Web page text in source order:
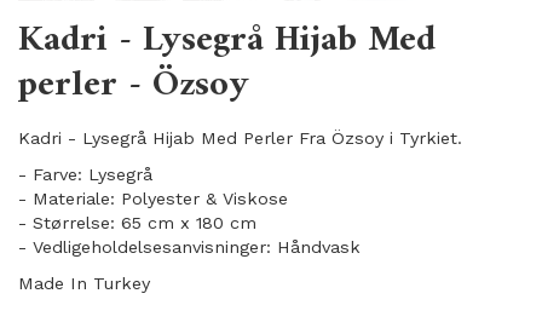
Kadri - Lysegrå Hijab Med
perler - Özsoy
Kadri - Lysegrå Hijab Med Perler Fra Özsoy i Tyrkiet.
- Farve: Lysegrå
- Materiale: Polyester & Viskose
- Størrelse: 65 cm x 180 cm
- Vedligeholdelsesanvisninger: Håndvask
Made In Turkey